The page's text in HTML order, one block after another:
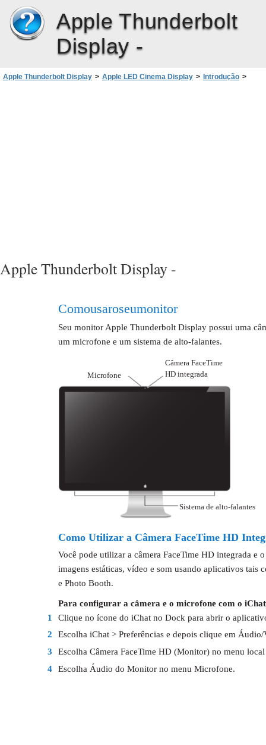
Apple Thunderbolt
Display -
Apple Thunderbolt Display > Apple LED Cinema Display > Introdução >
Apple Thunderbolt Display -
Como usar o seu monitor
Seu monitor Apple Thunderbolt Display possui uma
um microfone e um sistema de alto-falantes.
Sistema de alto-falantes
Microfone
Câmera FaceTime
HD integrada
Como Utilizar a Câmera FaceTime HD
Você pode utilizar a câmera FaceTime HD integrada e
imagens estáticas, vídeo e som usando aplicativos tais
e Photo Booth.
Para configurar a câmera e o microfone com o
1
Clique no ícone do iChat no Dock para abrir o
2
Escolha iChat > Preferências e depois clique em
3
Escolha Câmera FaceTime HD (Monitor) no menu local
4
Escolha Áudio do Monitor no menu Microfone.